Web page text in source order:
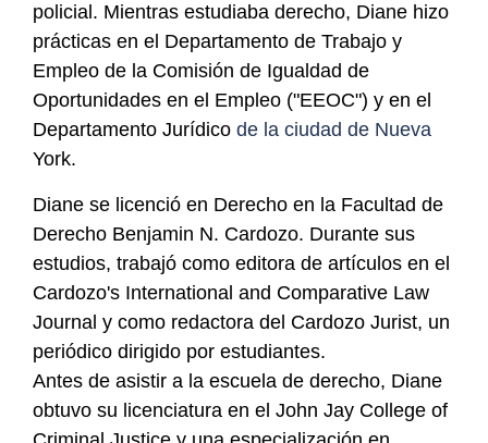
policial. Mientras estudiaba derecho, Diane hizo
prácticas en el Departamento de Trabajo y
Empleo de la Comisión de Igualdad de
Oportunidades en el Empleo ("EEOC") y en el
Departamento Jurídico de la ciudad de Nueva
York.
Diane se licenció en Derecho en la Facultad de
Derecho Benjamin N. Cardozo. Durante sus
estudios, trabajó como editora de artículos en el
Cardozo's International and Comparative Law
Journal y como redactora del Cardozo Jurist, un
periódico dirigido por estudiantes.
Antes de asistir a la escuela de derecho, Diane
obtuvo su licenciatura en el John Jay College of